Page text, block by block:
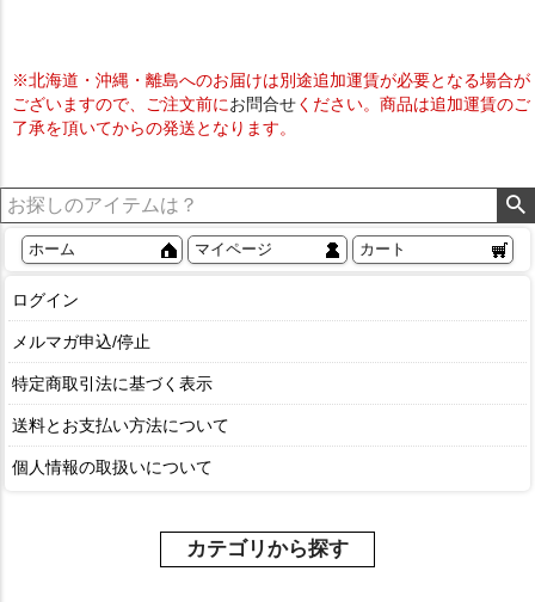
※北海道・沖縄・離島へのお届けは別途追加運賃が必要となる場合が
ございますので、ご注文前にお問合せください。商品は追加運賃のご
了承を頂いてからの発送となります。
ホーム マイページ カート
ログイン
メルマガ申込/停止
特定商取引法に基づく表示
送料とお支払い方法について
個人情報の取扱いについて
カテゴリから探す